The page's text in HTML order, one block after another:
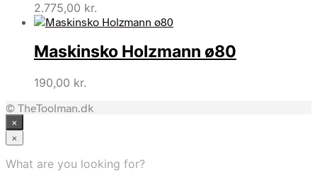
2.775,00 kr.
Maskinsko Holzmann ø80
190,00 kr.
© TheToolman.dk
×
×
What are you looking for?